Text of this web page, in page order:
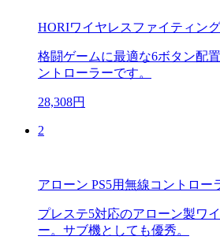
HORIワイヤレスファイティン
格闘ゲームに最適な6ボタン配
ントローラーです。
28,308円
2
アローン PS5用無線コントロー
プレステ5対応のアローン製ワ
ー。サブ機としても優秀。